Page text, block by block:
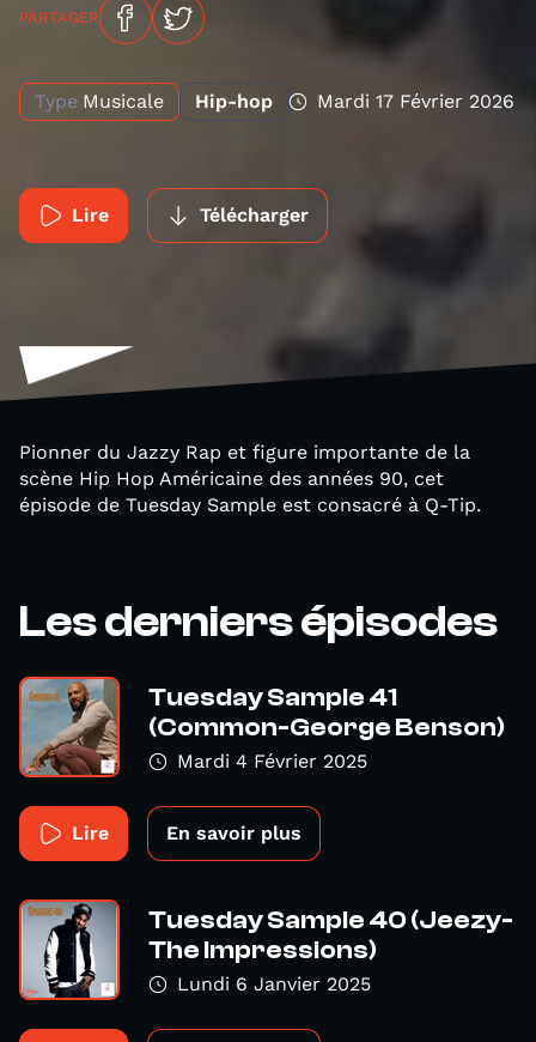
PARTAGER
Type Musicale Hip-hop Mardi 17 Février 2026
Lire Télécharger
Pionner du Jazzy Rap et figure importante de la
scène Hip Hop Américaine des années 90, cet
épisode de Tuesday Sample est consacré à Q-Tip.
Les derniers épisodes
Tuesday Sample 41
(Common-George Benson)
Mardi 4 Février 2025
Lire En savoir plus
Tuesday Sample 40 (Jeezy-
The Impressions)
Lundi 6 Janvier 2025